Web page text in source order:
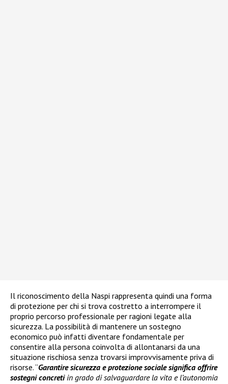
Il riconoscimento della Naspi rappresenta quindi una forma
di protezione per chi si trova costretto a interrompere il
proprio percorso professionale per ragioni legate alla
sicurezza. La possibilità di mantenere un sostegno
economico può infatti diventare fondamentale per
consentire alla persona coinvolta di allontanarsi da una
situazione rischiosa senza trovarsi improvvisamente priva di
risorse. “Garantire sicurezza e protezione sociale significa offrire
sostegni concretiin grado di salvaguardare la vita e l’autonomia